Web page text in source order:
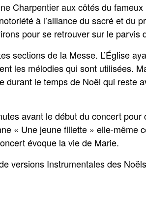
Charpentier aux côtés du fameux
à l’alliance du sacré et du
pour se retrouver sur le parvis
sections de la Messe. L’Église
les mélodies qui sont utilisées.
durant le temps de Noël qui reste
avant le début du concert pour
« Une jeune fillette » elle-même
évoque la vie de Marie.
versions Instrumentales des